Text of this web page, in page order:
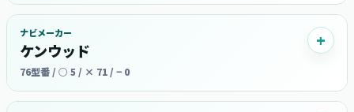
ナビメーカー
ケンウッド
76型番 / ○ 5 / × 71 / − 0